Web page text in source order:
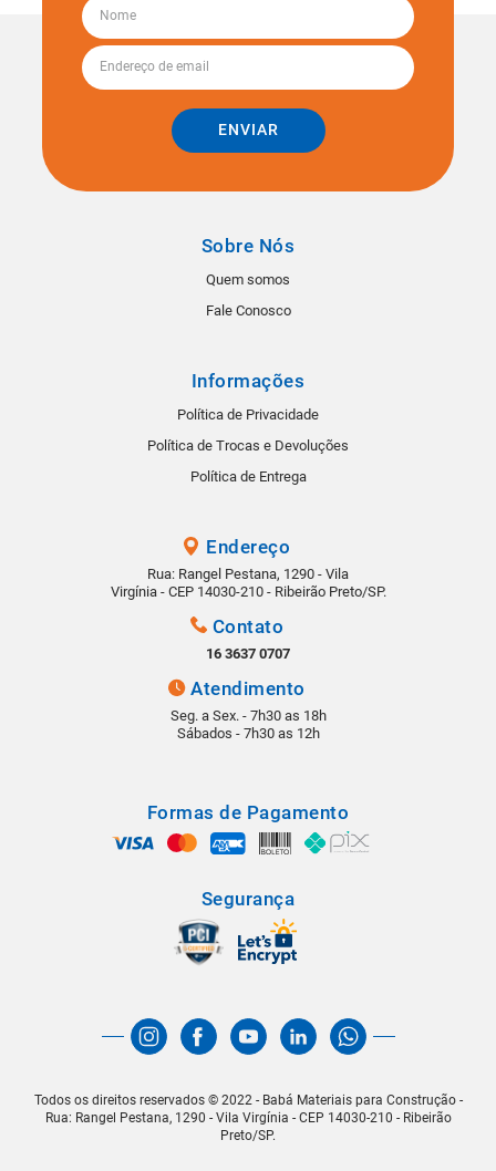
ENVIAR
Sobre Nós
Quem somos
Fale Conosco
Informações
Política de Privacidade
Política de Trocas e Devoluções
Política de Entrega
Endereço
Rua: Rangel Pestana, 1290 - Vila
Virgínia - CEP 14030-210 - Ribeirão Preto/SP.
Contato
16 3637 0707
Atendimento
Seg. a Sex. - 7h30 as 18h
Sábados - 7h30 as 12h
Formas de Pagamento
Segurança
Todos os direitos reservados © 2022 - Babá Materiais para Construção -
Rua: Rangel Pestana, 1290 - Vila Virgínia - CEP 14030-210 - Ribeirão
Preto/SP.